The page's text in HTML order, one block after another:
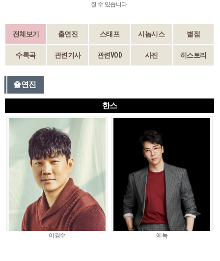
질 수 있습니다.
전체보기 출연진 스태프 시놉시스 별점
수록곡 관련기사 관련VOD 사진 히스토리
출연진
한스
이경수 에녹